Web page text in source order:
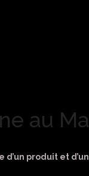
au
d’un produit et